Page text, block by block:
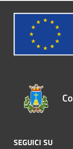
SEGUICI SU